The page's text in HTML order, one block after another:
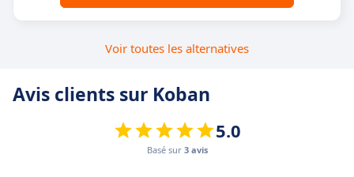
Voir toutes les alternatives
Avis clients sur Koban
5.0
Basé sur 3 avis